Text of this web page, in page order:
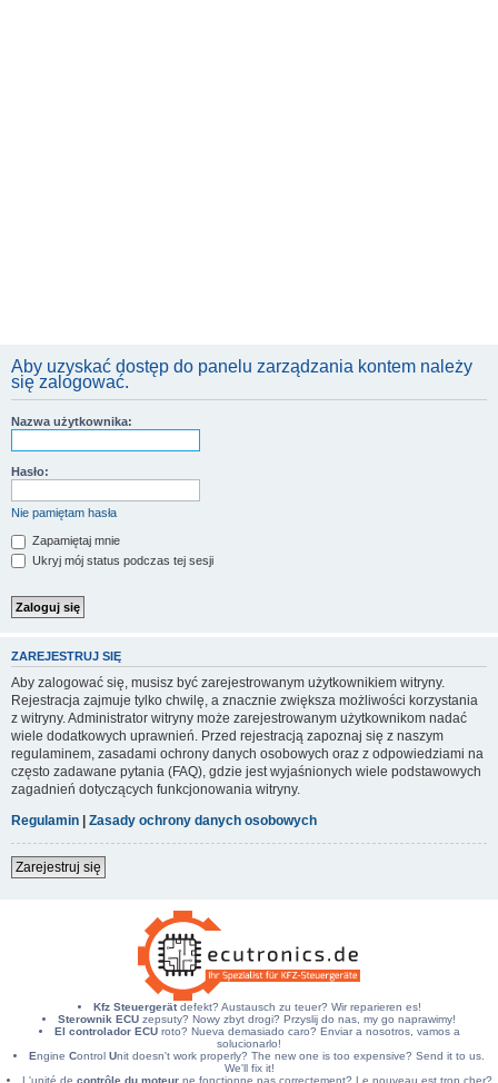
Aby uzyskać dostęp do panelu zarządzania kontem należy
się zalogować.
Nazwa użytkownika:
Hasło:
Nie pamiętam hasła
Zapamiętaj mnie
Ukryj mój status podczas tej sesji
ZAREJESTRUJ SIĘ
Aby zalogować się, musisz być zarejestrowanym użytkownikiem witryny.
Rejestracja zajmuje tylko chwilę, a znacznie zwiększa możliwości korzystania
z witryny. Administrator witryny może zarejestrowanym użytkownikom nadać
wiele dodatkowych uprawnień. Przed rejestracją zapoznaj się z naszym
regulaminem, zasadami ochrony danych osobowych oraz z odpowiedziami na
często zadawane pytania (FAQ), gdzie jest wyjaśnionych wiele podstawowych
zagadnień dotyczących funkcjonowania witryny.
Regulamin | Zasady ochrony danych osobowych
Zarejestruj się
Kfz Steuergerätdefekt? Austausch zu teuer? Wir reparieren es!
Sterownik ECU zepsuty? Nowy zbyt drogi? Przyslij do nas, my go naprawimy!
El controlador ECUroto? Nueva demasiado caro? Enviar a nosotros, vamos a
solucionarlo!
Engine Control Unit doesn't work properly? The new one is too expensive? Send it to us.
We'll fix it!
L'unité de contrôle du moteurne fonctionne pas correctement? Le nouveau est trop cher?